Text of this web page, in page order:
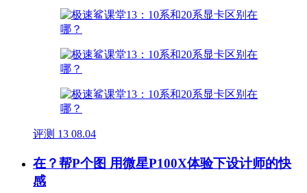
评测 13 08.04
在？帮P个图 用微星P100X体验下设计师的快
感